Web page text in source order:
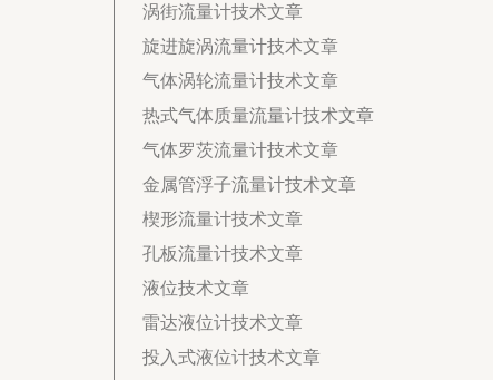
涡街流量计技术文章
旋进旋涡流量计技术文章
气体涡轮流量计技术文章
热式气体质量流量计技术文章
气体罗茨流量计技术文章
金属管浮子流量计技术文章
楔形流量计技术文章
孔板流量计技术文章
液位技术文章
雷达液位计技术文章
投入式液位计技术文章